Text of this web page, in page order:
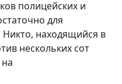
полицейских и
для
находящийся в
нескольких сот